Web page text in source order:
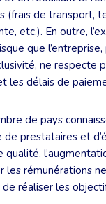
(frais de transport,
etc.). En outre,
que
ne respecte
les délais de
de pays
de prestataires et
qualité,
les rémunérations
de réaliser les